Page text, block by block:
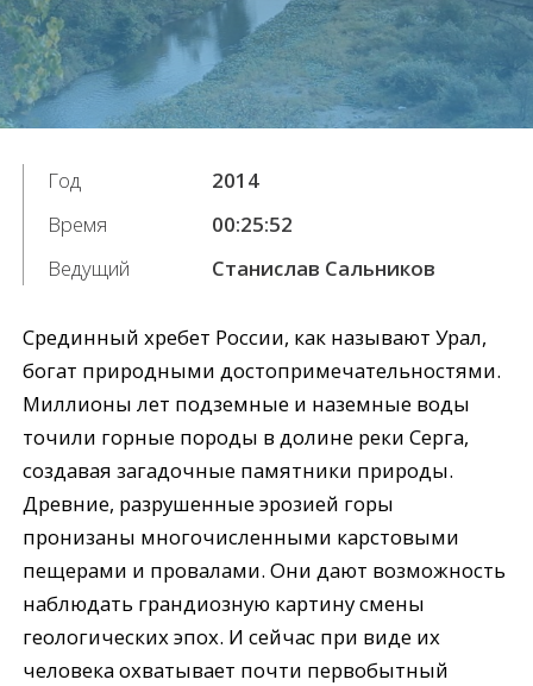
Год
2014
Время
00:25:52
Ведущий
Станислав Сальников
Срединный хребет России, как называют Урал,
богат природными достопримечательностями.
Миллионы лет подземные и наземные воды
точили горные породы в долине реки Серга,
создавая загадочные памятники природы.
Древние, разрушенные эрозией горы
пронизаны многочисленными карстовыми
пещерами и провалами. Они дают возможность
наблюдать грандиозную картину смены
геологических эпох. И сейчас при виде их
человека охватывает почти первобытный